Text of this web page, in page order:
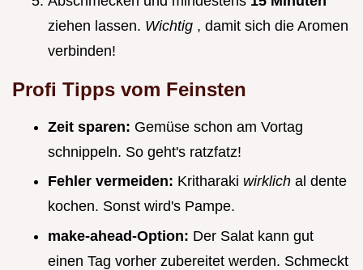
ziehen lassen. Wichtig , damit sich die Aromen
verbinden!
Profi Tipps vom Feinsten
Zeit sparen: Gemüse schon am Vortag
schnippeln. So geht's ratzfatz!
Fehler vermeiden: Kritharaki wirklich al dente
kochen. Sonst wird's Pampe.
make-ahead-Option: Der Salat kann gut
einen Tag vorher zubereitet werden. Schmeckt